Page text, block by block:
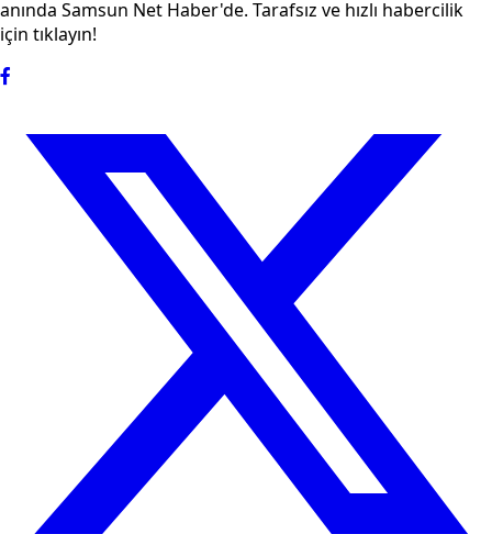
anında Samsun Net Haber'de. Tarafsız ve hızlı habercilik
için tıklayın!